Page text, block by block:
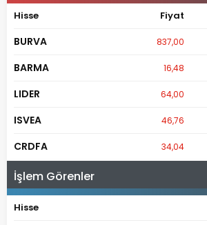
Hisse Fiyat
BURVA 837,00
BARMA 16,48
LIDER 64,00
ISVEA 46,76
CRDFA 34,04
İşlem Görenler
Hisse